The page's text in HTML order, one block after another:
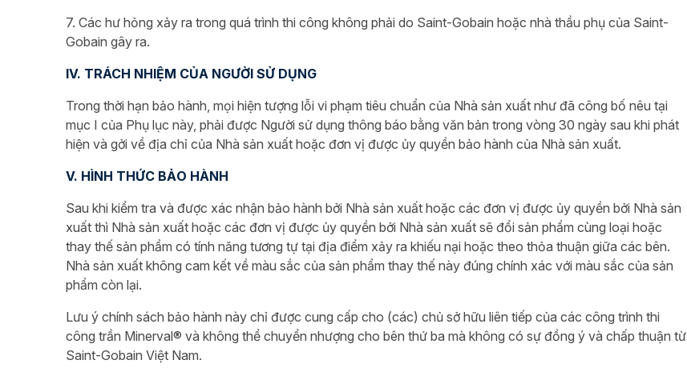
7. Các hư hỏng xảy ra trong quá trình thi công không phải do Saint-Gobain hoặc nhà thầu phụ của Saint-
Gobain gây ra.
IV. TRÁCH NHIỆM CỦA NGƯỜI SỬ DỤNG
Trong thời hạn bảo hành, mọi hiện tượng lỗi vi phạm tiêu chuẩn của Nhà sản xuất như đã công bố nêu tại
mục I của Phụ lục này, phải được Người sử dụng thông báo bằng văn bản trong vòng 30 ngày sau khi phát
hiện và gởi về địa chỉ của Nhà sản xuất hoặc đơn vị được ủy quyền bảo hành của Nhà sản xuất.
V. HÌNH THỨC BẢO HÀNH
Sau khi kiểm tra và được xác nhận bảo hành bởi Nhà sản xuất hoặc các đơn vị được ủy quyền bởi Nhà sản
xuất thì Nhà sản xuất hoặc các đơn vị được ủy quyền bởi Nhà sản xuất sẽ đổi sản phẩm cùng loại hoặc
thay thế sản phẩm có tính năng tương tự tại địa điểm xảy ra khiếu nại hoặc theo thỏa thuận giữa các bên.
Nhà sản xuất không cam kết về màu sắc của sản phẩm thay thế này đúng chính xác với màu sắc của sản
phẩm còn lại.
Lưu ý chính sách bảo hành này chỉ được cung cấp cho (các) chủ sở hữu liên tiếp của các công trình thi
công trần Minerval® và không thể chuyển nhượng cho bên thứ ba mà không có sự đồng ý và chấp thuận từ
Saint-Gobain Việt Nam.